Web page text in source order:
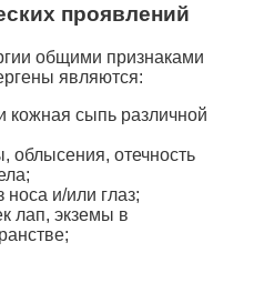
проявлений
общими признаками
являются:
кожная сыпь различной
облысения, отечность
носа и/или глаз;
лап, экземы в